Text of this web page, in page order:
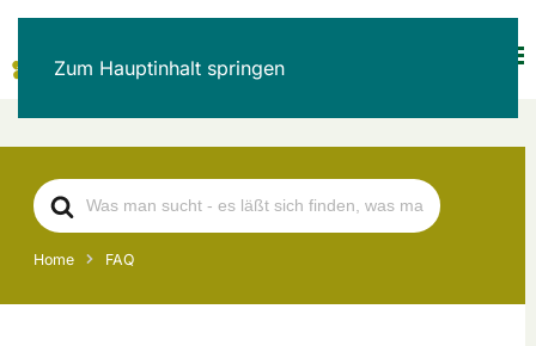
Zum Hauptinhalt springen
Search
For
Home FAQ